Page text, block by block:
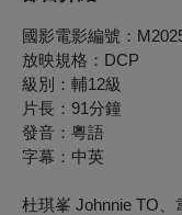
國影電影編號：
放映規格：DCP
級別： 輔12級
片長：91分鐘
發音：粵語
字幕：中英
杜琪峯 Johnnie TO、